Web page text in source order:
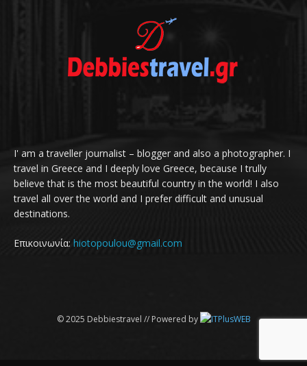
I' am a traveller journalist – blogger and also a photographer. I
travel in Greece and I deeply love Greece, because I trully
believe that is the most beautiful country in the world! I also
travel all over the world and I prefer difficult and unusual
destinations.
Επικοινωνία: hiotopoulou@gmail.com
© 2025 Debbiestravel // Powered by